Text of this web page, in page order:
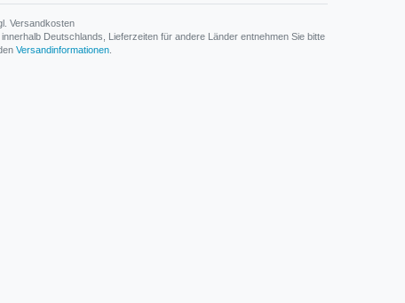
Versandkosten
Deutschlands, Lieferzeiten für andere Länder entnehmen Sie bitte
Versandinformationen